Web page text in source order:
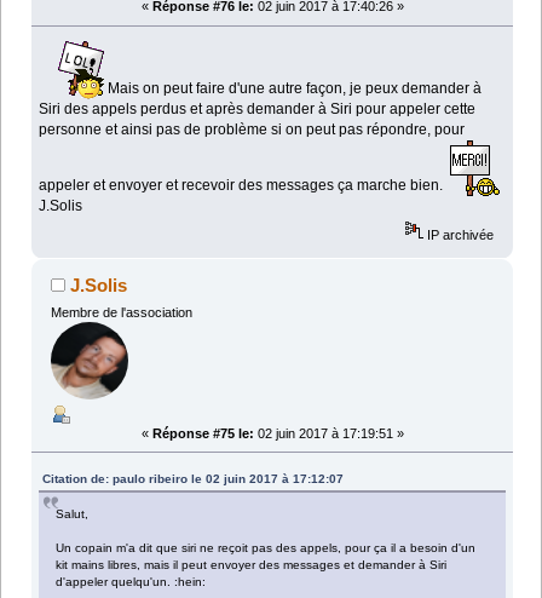
« Réponse #76 le: 02 juin 2017 à 17:40:26 »
Mais on peut faire d'une autre façon, je peux demander à
Siri des appels perdus et après demander à Siri pour appeler cette
personne et ainsi pas de problème si on peut pas répondre, pour
appeler et envoyer et recevoir des messages ça marche bien.
J.Solis
IP archivée
J.Solis
Membre de l'association
« Réponse #75 le: 02 juin 2017 à 17:19:51 »
Citation de: paulo ribeiro le 02 juin 2017 à 17:12:07
Salut,
Un copain m'a dit que siri ne reçoit pas des appels, pour ça il a besoin d'un
kit mains libres, mais il peut envoyer des messages et demander à Siri
d'appeler quelqu'un. :hein: